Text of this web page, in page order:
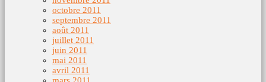
octobre 2011
septembre 2011
août 2011
juillet 2011
juin 2011
mai 2011
avril 2011